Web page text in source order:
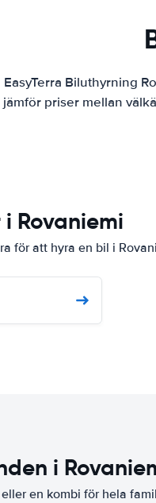
EasyTerra Biluthyrning
jämför priser mellan
Rovaniemi
för att hyra en bil i
i
en kombi för hela